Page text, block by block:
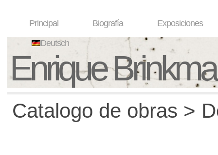
Principal Biografía Exposiciones
Deutsch
Enrique
Catalogo de obras >